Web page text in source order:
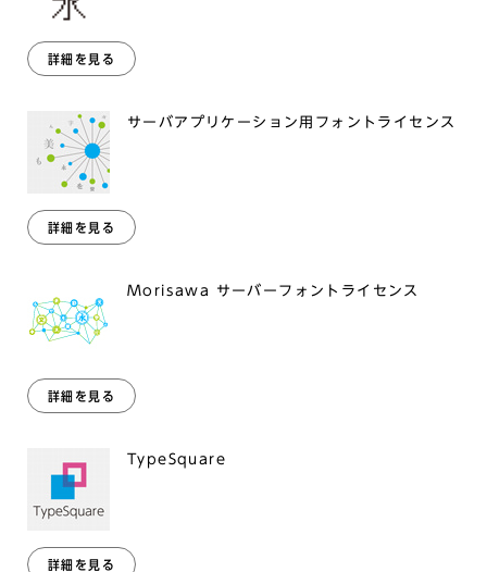
詳細を見る
サーバアプリケーション用フォントライセンス
詳細を見る
Morisawa サーバーフォントライセンス
詳細を見る
TypeSquare
詳細を見る